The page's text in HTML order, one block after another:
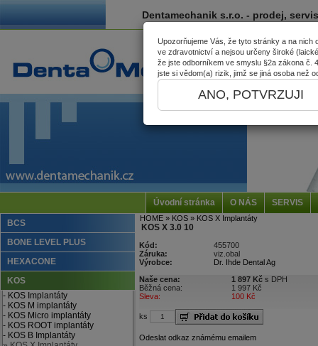
Dentamechanik s.r.o. - prodej,
Úvodní stránka O NÁS SERVIS
BCS
BONE LEVEL PLUS
HEXACONE
KOS
- KOS Implantáty
- KOS M implantáty
- KOS Micro implantáty
- KOS ROOT implantáty
- KOS B Implantáty
HOME » KOS » KOS X Implantáty
KOS X 3.0 10
Kód:
455700
Záruka:
viz.obal
Výrobce:
Dr. Ihde Dental Ag
Naše cena:
1 897 Kč s DPH
Běžná cena:
1 997 Kč
Sleva:
100 Kč
ks
Odeslat odkaz známému emailem
Upozorňujeme Vás, že tyto stránky a na
ve zdravotnictví a nejsou určeny široké
že jste odborníkem ve smyslu §2a zákona č.
jste si vědom(a) rizik, jimž se jiná osoba než
ANO, POTVRZUJI